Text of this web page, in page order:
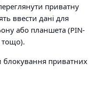
приватну
ввести дані для
або планшета (PIN-
тощо).
приватних